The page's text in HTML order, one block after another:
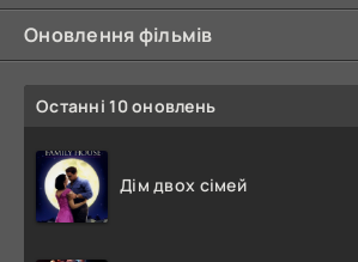
Оновлення фільмів
Останні 10 оновлень
Дім двох сімей